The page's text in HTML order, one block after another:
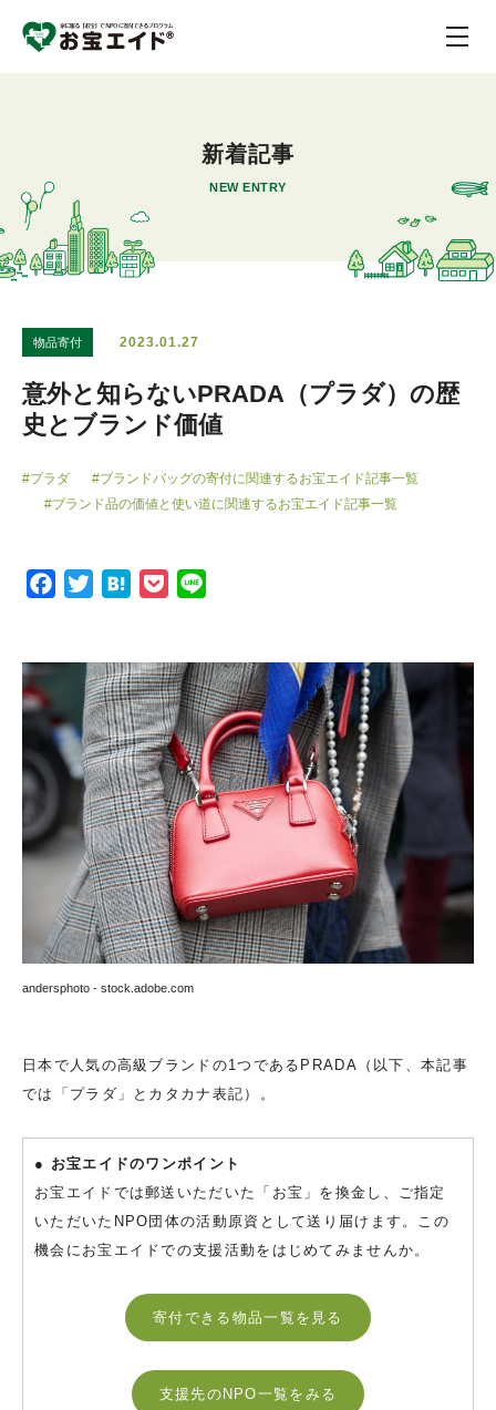
新着記事
NEW ENTRY
物品寄付 2023.01.27
意外と知らないPRADA（プラダ）の歴
史とブランド価値
#プラダ
#ブランドバッグの寄付に関連するお宝エイド記事一覧
#ブランド品の価値と使い道に関連するお宝エイド記事一覧
e
o
o
t
t
e
r
e
n
a
k
e
t
e
andersphoto - stock.adobe.com
日本で人気の高級ブランドの1つであるPRADA（以下、本記事
では「プラダ」とカタカナ表記）。
● お宝エイドのワンポイント
お宝エイドでは郵送いただいた「お宝」を換金し、ご指定
いただいたNPO団体の活動原資として送り届けます。この
機会にお宝エイドでの支援活動をはじめてみませんか。
寄付できる物品一覧を見る
支援先のNPO一覧をみる